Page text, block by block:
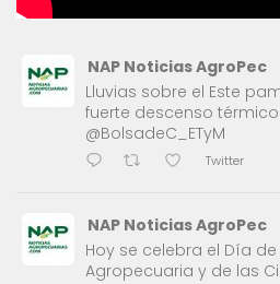
NAP Noticias AgroPec
Lluvias sobre el Este
fuerte descenso
@BolsadeC_ETyM
Twitter
NAP Noticias AgroPec
Hoy se celebra el Día
Agropecuaria y de las